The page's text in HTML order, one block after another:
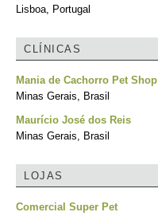
Lisboa, Portugal
CLÍNICAS
Mania de Cachorro Pet Shop
Minas Gerais, Brasil
Maurício José dos Reis
Minas Gerais, Brasil
LOJAS
Comercial Super Pet